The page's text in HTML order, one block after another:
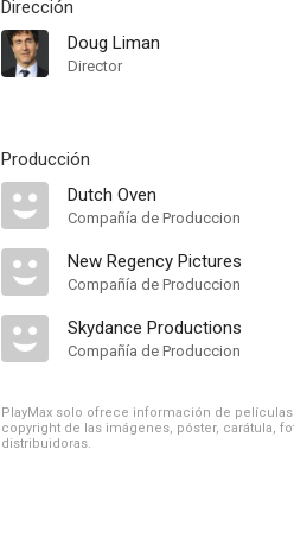
Dirección
Doug Liman
Director
Producción
Dutch Oven
Compañía de Produccion
New Regency Pictures
Compañía de Produccion
Skydance Productions
Compañía de Produccion
PlayMax solo ofrece información de
copyright de las imágenes, póster, carátula,
distribuidoras.